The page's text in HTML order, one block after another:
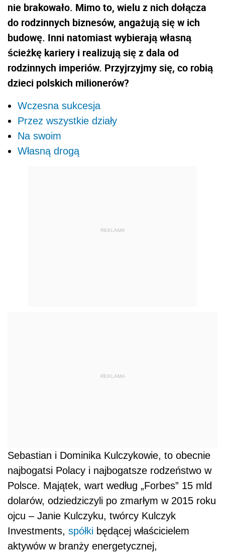
nie brakowało. Mimo to, wielu z nich dołącza
do rodzinnych biznesów, angażują się w ich
budowę. Inni natomiast wybierają własną
ścieżkę kariery i realizują się z dala od
rodzinnych imperiów. Przyjrzyjmy się, co robią
dzieci polskich milionerów?
Wczesna sukcesja
Przez wszystkie działy
Na swoim
Własną drogą
REKLAMA
REKLAMA
Sebastian i Dominika Kulczykowie, to obecnie
najbogatsi Polacy i najbogatsze rodzeństwo w
Polsce. Majątek, wart według „Forbes” 15 mld
dolarów, odziedziczyli po zmarłym w 2015 roku
ojcu – Janie Kulczyku, twórcy Kulczyk
Investments, spółki będącej właścicielem
aktywów w branży energetycznej,